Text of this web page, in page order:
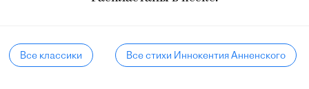
Все классики Все стихи Иннокентия Анненского